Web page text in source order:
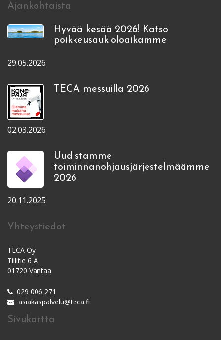
Ajankohtaista
Hyvää kesää 2026! Katso
poikkeusaukioloaikamme
29.05.2026
TECA messuilla 2026
02.03.2026
Uudistamme
toiminnanohjausjärjestelmäämme
2026
20.11.2025
Yhteystiedot
TECA Oy
Tiilitie 6 A
01720 Vantaa
029 006 271
asiakaspalvelu@teca.fi
Sivukartta